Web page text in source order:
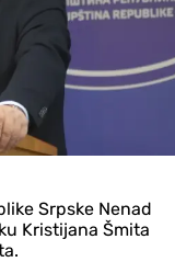
Srpske Nenad
Kristijana Šmita